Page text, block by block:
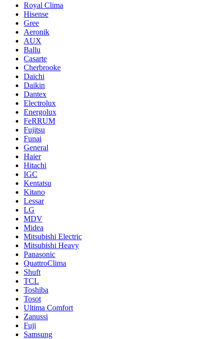
Royal Clima
Hisense
Gree
Aeronik
AUX
Ballu
Casarte
Cherbrooke
Daichi
Daikin
Dantex
Electrolux
Energolux
FeRRUM
Fujitsu
Funai
General
Haier
Hitachi
IGC
Kentatsu
Kitano
Lessar
LG
MDV
Midea
Mitsubishi Electric
Mitsubishi Heavy
Panasonic
QuattroClima
Shuft
TCL
Toshiba
Tosot
Ultima Comfort
Zanussi
Fuji
Samsung